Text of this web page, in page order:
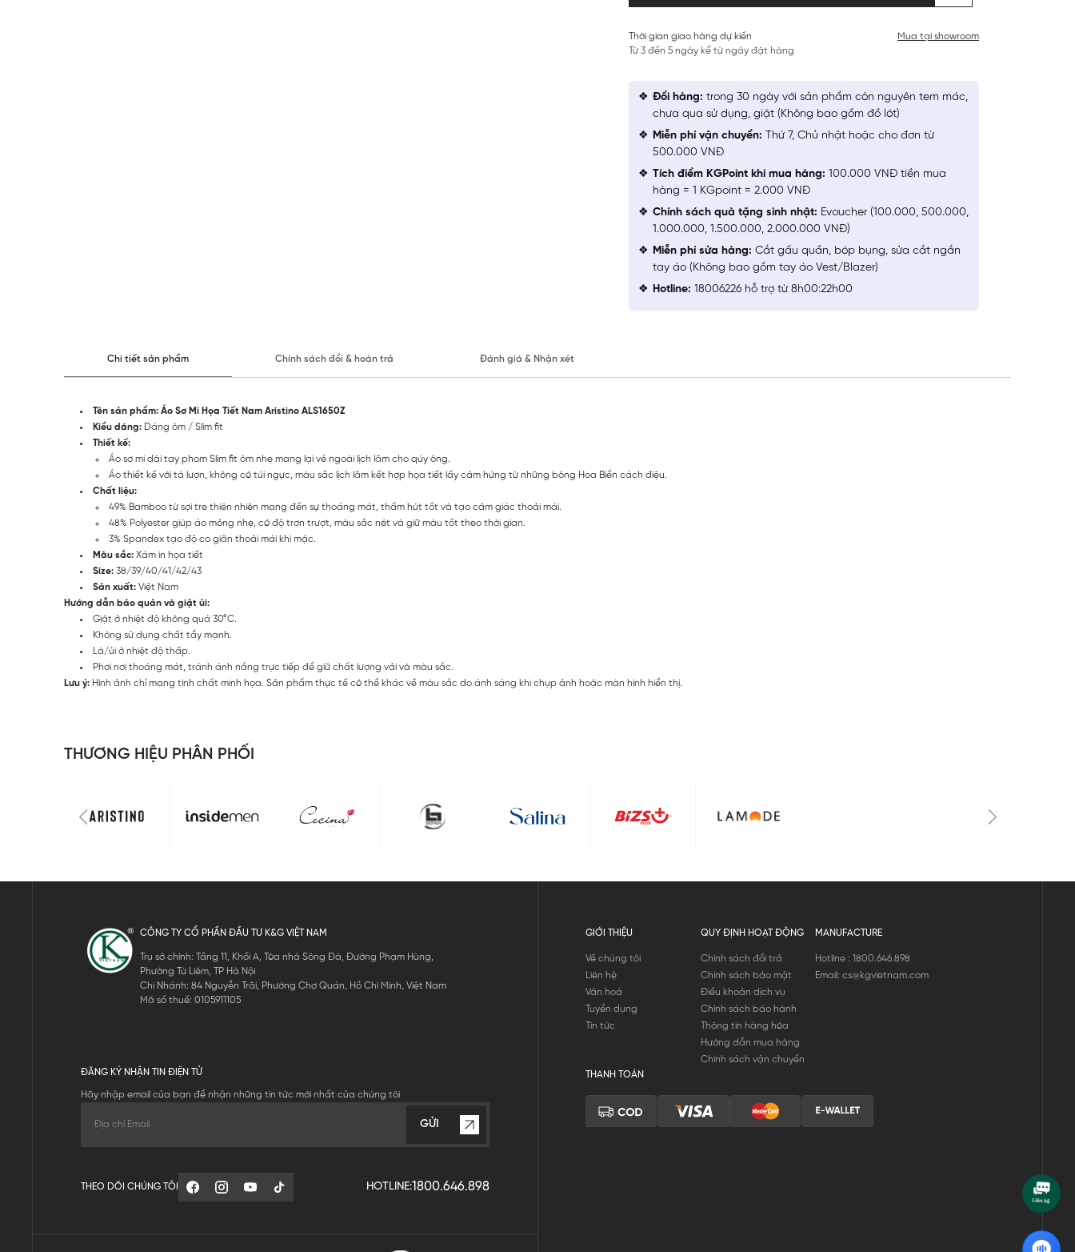
Thời gian giao hàng dự kiến
Từ 3 đến 5 ngày kể từ ngày đặt hàng
Mua tại showroom
Đổi hàng: trong 30 ngày với sản phẩm còn nguyên tem mác,
chưa qua sử dụng, giặt (Không bao gồm đồ lót)
Miễn phí vận chuyển: Thứ 7, Chủ nhật hoặc cho đơn từ
500.000 VNĐ
Tích điểm KGPoint khi mua hàng: 100.000 VNĐ tiền mua
hàng = 1 KGpoint = 2.000 VNĐ
Chính sách quà tặng sinh nhật: Evoucher (100.000, 500.000,
1.000.000, 1.500.000, 2.000.000 VNĐ)
Miễn phí sửa hàng: Cắt gấu quần, bóp bụng, sửa cắt ngắn
tay áo (Không bao gồm tay áo Vest/Blazer)
Hotline: 18006226 hỗ trợ từ 8h00:22h00
Chi tiết sản phẩm Chính sách đổi & hoàn trả Đánh giá & Nhận xét
Tên sản phẩm: Áo Sơ Mi Họa Tiết Nam Aristino ALS1650Z
Kiểu dáng: Dáng ôm / Slim fit
Thiết kế:
Áo sơ mi dài tay phom Slim fit ôm nhẹ mang lại vẻ ngoài lịch lãm cho qúy ông.
Áo thiết kế với tà lượn, không có túi ngực, màu sắc lịch lãm kết hợp họa tiết lấy cảm hứng từ những bông Hoa Biển cách điệu.
Chất liệu:
49% Bamboo từ sợi tre thiên nhiên mang đến sự thoáng mát, thấm hút tốt và tạo cảm giác thoải mái.
48% Polyester giúp áo mỏng nhẹ, có độ trơn trượt, màu sắc nét và giữ màu tốt theo thời gian.
3% Spandex tạo độ co giãn thoải mái khi mặc.
Màu sắc: Xám in họa tiết
Size: 38/39/40/41/42/43
Sản xuất: Việt Nam
Hướng dẫn bảo quản và giặt ủi:
Giặt ở nhiệt độ không quá 30°C.
Không sử dụng chất tẩy mạnh.
Là/ủi ở nhiệt độ thấp.
Phơi nơi thoáng mát, tránh ánh nắng trực tiếp để giữ chất lượng vải và màu sắc.
Lưu ý: Hình ảnh chỉ mang tính chất minh họa. Sản phẩm thực tế có thể khác về màu sắc do ánh sáng khi chụp ảnh hoặc màn hình hiển thị.
THƯƠNG HIỆU PHÂN PHỐI
CÔNG TY CỔ PHẦN ĐẦU TƯ K&G VIỆT NAM
Trụ sở chính: Tầng 11, Khối A, Tòa nhà Sông Đà, Đường Phạm Hùng,
Phường Từ Liêm, TP Hà Nội
Chi Nhánh: 84 Nguyễn Trãi, Phường Chợ Quán, Hồ Chí Minh, Việt Nam
Mã số thuế: 0105911105
ĐĂNG KÝ NHẬN TIN ĐIỆN TỬ
Hãy nhập email của bạn để nhận những tin tức mới nhất của chúng tôi
GỬI
THEO DÕI CHÚNG TÔI HOTLINE:1800.646.898
GIỚI THIỆU
Về chúng tôi
Liên hệ
Văn hoá
Tuyển dụng
Tin tức
QUY ĐỊNH HOẠT ĐỘNG
Chính sách đổi trả
Chính sách bảo mật
Điều khoản dịch vụ
Chính sách bảo hành
Thông tin hàng hóa
Hướng dẫn mua hàng
Chính sách vận chuyển
MANUFACTURE
Hotline : 1800.646.898
Email: cs@kgvietnam.com
THANH TOÁN